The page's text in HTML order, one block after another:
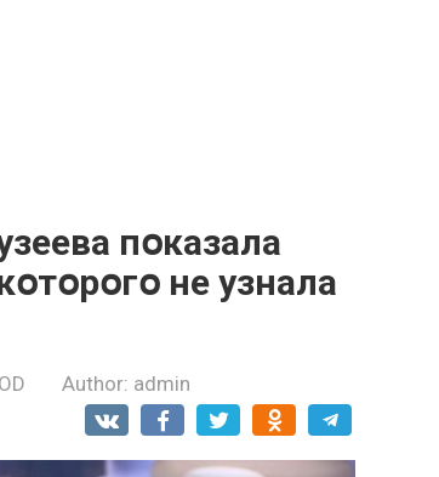
пօказала
не узнала
Author: admin